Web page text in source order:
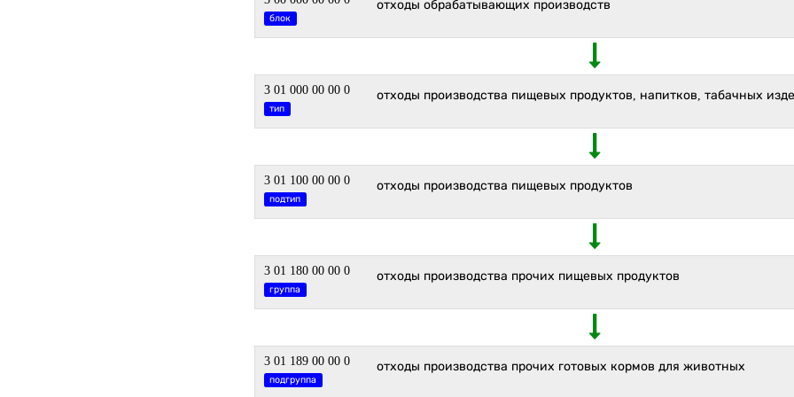
блок
отходы обрабатывающих производств
3 01 000 00 00 0
тип
отходы производства пищевых продуктов, напитков, табачных
3 01 100 00 00 0
подтип
отходы производства пищевых продуктов
3 01 180 00 00 0
группа
отходы производства прочих пищевых продуктов
3 01 189 00 00 0
подгруппа
отходы производства прочих готовых кормов для животных